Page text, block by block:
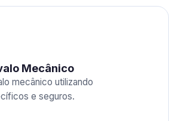
Mecânico
mecânico utilizando
e seguros.